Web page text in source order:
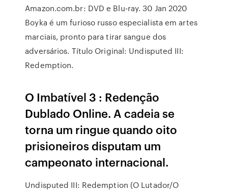
Amazon.com.br: DVD e Blu-ray. 30 Jan 2020
Boyka é um furioso russo especialista em artes
marciais, pronto para tirar sangue dos
adversários. Título Original: Undisputed III:
Redemption.
O Imbatível 3 : Redenção
Dublado Online. A cadeia se
torna um ringue quando oito
prisioneiros disputam um
campeonato internacional.
Undisputed III: Redemption (O Lutador/O